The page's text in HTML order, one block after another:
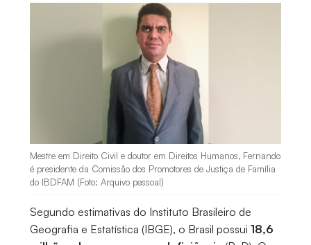
Mestre em Direito Civil e doutor em Direitos Humanos, Fernando
é presidente da Comissão dos Promotores de Justiça de Família
do IBDFAM (Foto: Arquivo pessoal)
Segundo estimativas do Instituto Brasileiro de
Geografia e Estatística (IBGE), o Brasil possui 18,6